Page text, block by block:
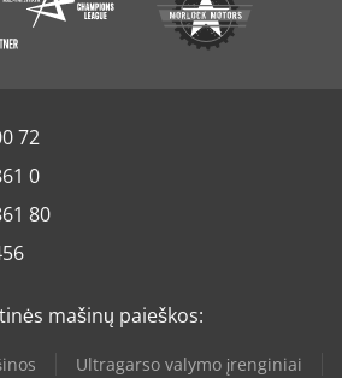
72
0
80
mašinų paieškos:
Ultragarso valymo įrenginiai